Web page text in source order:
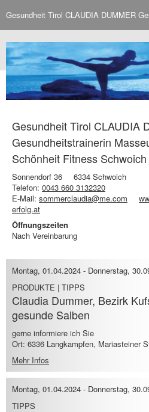
Gesundheit Tirol CLAUDIA DUMMER
Gesundheit Tirol CLAUDIA
Gesundheitstrainerin
Schönheit Fitness Schwoich
Sonnendorf 36
6334 Schwoich
Telefon: 0043 660 3132320
E-Mail: sommerclaudia@me.com
erfolg.at
Öffnungszeiten
Nach Vereinbarung
Montag, 01.04.2024 - Donnerstag,
PRODUKTE | TIPPS
Claudia Dummer, Bezirk
gesunde Salben
gerne informiere ich Sie
Ort: 6336 Langkampfen, Mariasteiner
Mehr Infos
Montag, 01.04.2024 - Donnerstag,
TIPPS